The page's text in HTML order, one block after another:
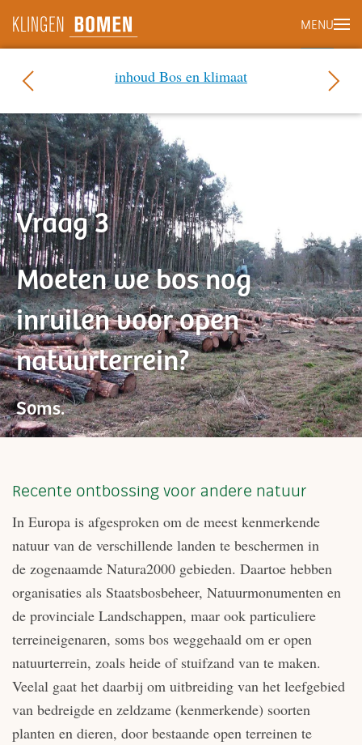
Terug naar hoofdinhoud
MENU
inhoud Bos en klimaat
Vraag 3
Moeten we bos nog
inruilen voor open
natuurterrein?
Soms.
Recente ontbossing voor andere natuur
In Europa is afgesproken om de meest kenmerkende
natuur van de verschillende landen te beschermen in
de zogenaamde Natura2000 gebieden. Daartoe hebben
organisaties als Staatsbosbeheer, Natuurmonumenten en
de provinciale Landschappen, maar ook particuliere
terreineigenaren, soms bos weggehaald om er open
natuurterrein, zoals heide of stuifzand van te maken.
Veelal gaat het daarbij om uitbreiding van het leefgebied
van bedreigde en zeldzame (kenmerkende) soorten
planten en dieren, door bestaande open terreinen te